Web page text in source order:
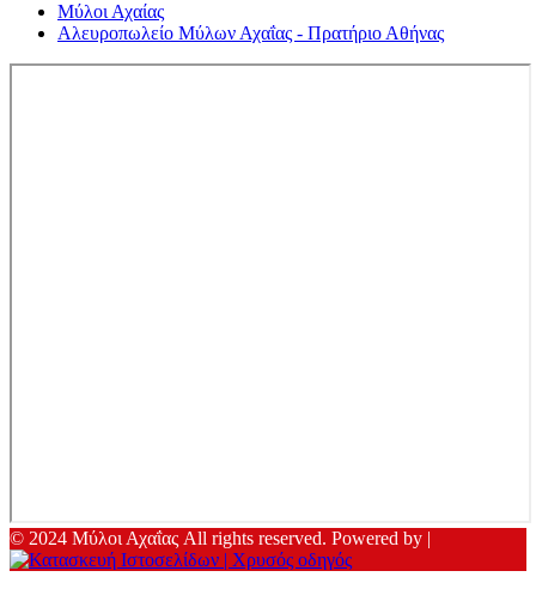
Μύλοι Αχαίας
Αλευροπωλείο Μύλων Αχαΐας - Πρατήριο Αθήνας
© 2024 Μύλοι Αχαΐας All rights reserved. Powered by |